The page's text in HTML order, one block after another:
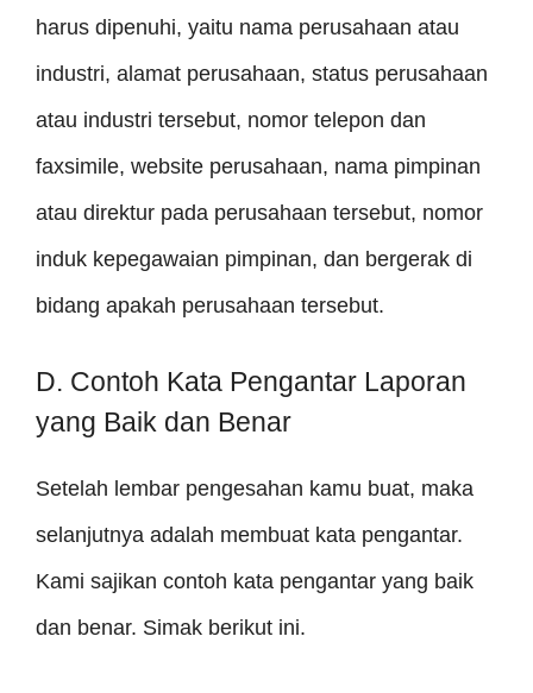
harus dipenuhi, yaitu nama perusahaan atau
industri, alamat perusahaan, status perusahaan
atau industri tersebut, nomor telepon dan
faxsimile, website perusahaan, nama pimpinan
atau direktur pada perusahaan tersebut, nomor
induk kepegawaian pimpinan, dan bergerak di
bidang apakah perusahaan tersebut.
D. Contoh Kata Pengantar Laporan
yang Baik dan Benar
Setelah lembar pengesahan kamu buat, maka
selanjutnya adalah membuat kata pengantar.
Kami sajikan contoh kata pengantar yang baik
dan benar. Simak berikut ini.